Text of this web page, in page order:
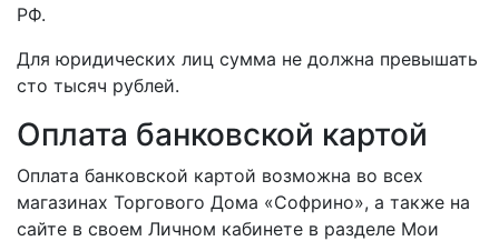
РФ.
Для юридических лиц сумма не должна превышать
сто тысяч рублей.
Оплата банковской картой
Оплата банковской картой возможна во всех
магазинах Торгового Дома «Софрино», а также на
сайте в своем Личном кабинете в разделе Мои